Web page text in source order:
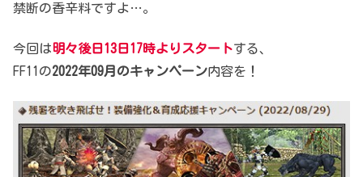
禁断の香辛料ですよ…。
今回は明々後日13日17時よりスタートする、
FF11の2022年09月のキャンペーン内容を！